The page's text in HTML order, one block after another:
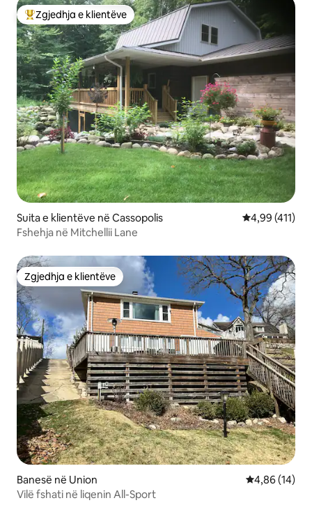
Më të mirat e zgjedhjeve të klientëve
Zgjedhja e klientëve
Suita e klientëve në Cassopolis Vlerësimi
4,99 (411)
Fshehja në Mitchellii Lane
Zgjedhja e klientëve
Zgjedhja e klientëve
Banesë në Union Vlerësimi
4,86 (14)
Vilë fshati në liqenin All-Sport